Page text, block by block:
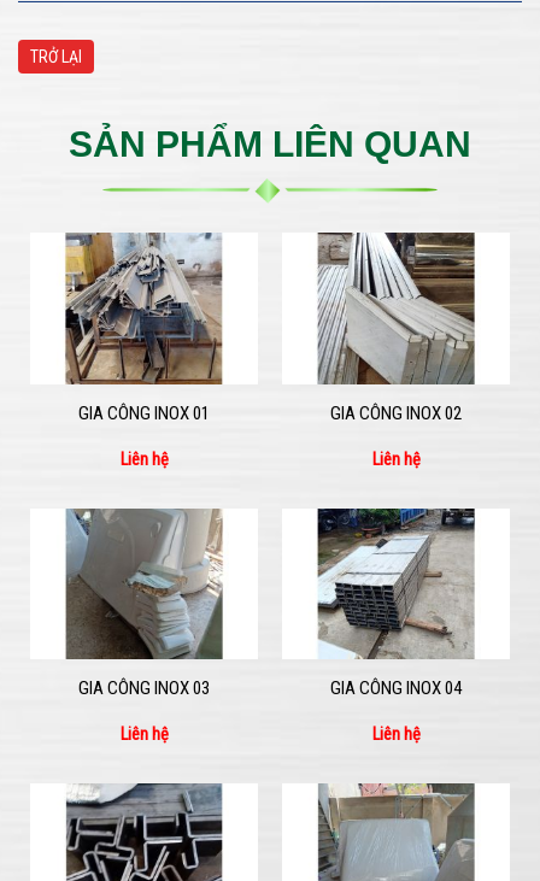
TRỞ LẠI
SẢN PHẨM LIÊN QUAN
GIA CÔNG INOX 01
Liên hệ
GIA CÔNG INOX 02
Liên hệ
GIA CÔNG INOX 03
Liên hệ
GIA CÔNG INOX 04
Liên hệ